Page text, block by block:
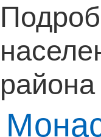
района